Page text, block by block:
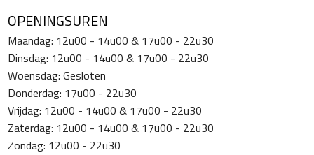
OPENINGSUREN
Maandag: 12u00 - 14u00 & 17u00 - 22u30
Dinsdag: 12u00 - 14u00 & 17u00 - 22u30
Woensdag: Gesloten
Donderdag: 17u00 - 22u30
Vrijdag: 12u00 - 14u00 & 17u00 - 22u30
Zaterdag: 12u00 - 14u00 & 17u00 - 22u30
Zondag: 12u00 - 22u30